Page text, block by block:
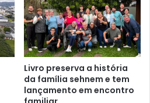
Livro preserva a história
da família sehnem e tem
lançamento em encontro